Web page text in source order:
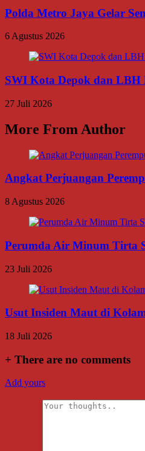
Polda Metro Jaya Gelar
6 Agustus 2026
SWI Kota Depok dan LBH
27 Juli 2026
More From Author
Angkat Perjuangan
8 Agustus 2026
Perumda Air Minum Tirta
23 Juli 2026
Usut Insiden Maut di
18 Juli 2026
+ There are no comments
Add yours